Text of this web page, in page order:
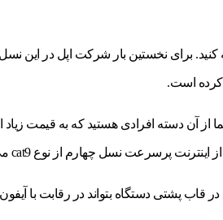
کنید. برای نخستین بار شرکت اپل در
کرده است.